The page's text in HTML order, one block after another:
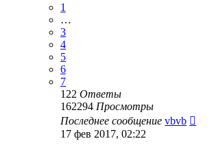
1
…
3
4
5
6
7
122 Ответы
162294 Просмотры
Последнее сообщение vbvb
17 фев 2017, 02:22